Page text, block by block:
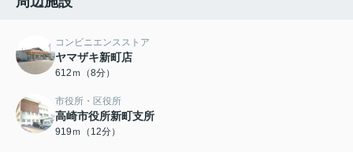
コンビニエンスストア
ヤマザキ新町店
612ｍ（8分）
市役所・区役所
高崎市役所新町支所
919ｍ（12分）